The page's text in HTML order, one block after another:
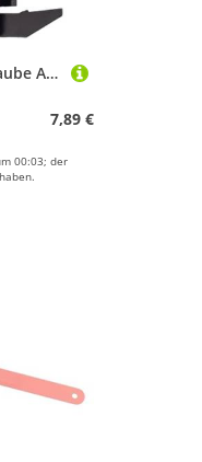
Woedpez 4 Stücke Schraube Auf Pfeilauflage Bogenschießen Zubehör Für Gerade Draw Bogen Pfeilauflage Bogenauflage Ersatz Recurve Bogen Pfeilauflage
7,89 €
00:03; der